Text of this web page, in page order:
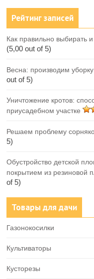
Рейтинг записей
Как правильно выбирать
(5,00 out of 5)
Весна: производим
out of 5)
Уничтожение кротов:
приусадебном участке
Решаем проблему
5)
Обустройство детской
покрытием из резиновой
of 5)
Товары для дачи
Газонокосилки
Культиваторы
Кусторезы